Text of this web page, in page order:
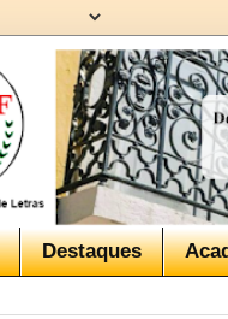
Destaques